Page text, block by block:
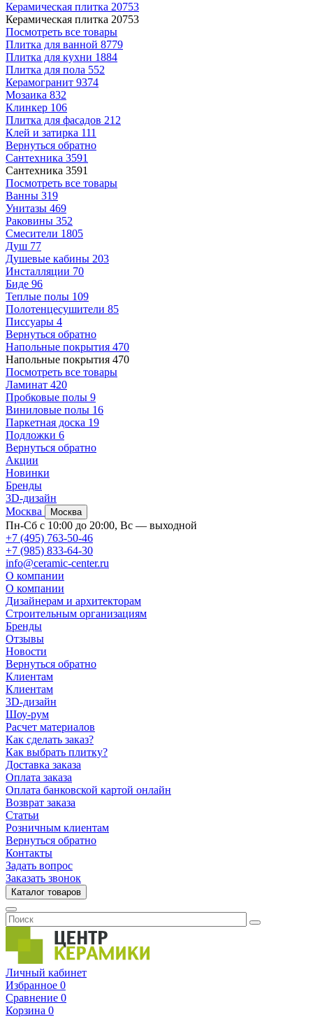
Керамическая плитка 20753
Керамическая плитка 20753
Посмотреть все товары
Плитка для ванной 8779
Плитка для кухни 1884
Плитка для пола 552
Керамогранит 9374
Мозаика 832
Клинкер 106
Плитка для фасадов 212
Клей и затирка 111
Вернуться обратно
Сантехника 3591
Сантехника 3591
Посмотреть все товары
Ванны 319
Унитазы 469
Раковины 352
Смесители 1805
Душ 77
Душевые кабины 203
Инсталляции 70
Биде 96
Теплые полы 109
Полотенцесушители 85
Писсуары 4
Вернуться обратно
Напольные покрытия 470
Напольные покрытия 470
Посмотреть все товары
Ламинат 420
Пробковые полы 9
Виниловые полы 16
Паркетная доска 19
Подложки 6
Вернуться обратно
Акции
Новинки
Бренды
3D-дизайн
Москва
Москва
Пн-Сб с 10:00 до 20:00, Вс — выходной
+7 (495) 763-50-46
+7 (985) 833-64-30
info@ceramic-center.ru
О компании
О компании
Дизайнерам и архитекторам
Строительным организациям
Бренды
Отзывы
Новости
Вернуться обратно
Клиентам
Клиентам
3D-дизайн
Шоу-рум
Расчет материалов
Как сделать заказ?
Как выбрать плитку?
Доставка заказа
Оплата заказа
Оплата банковской картой онлайн
Возврат заказа
Статьи
Розничным клиентам
Вернуться обратно
Контакты
Задать вопрос
Заказать звонок
Каталог товаров
Личный кабинет
Избранное 0
Сравнение 0
Корзина 0